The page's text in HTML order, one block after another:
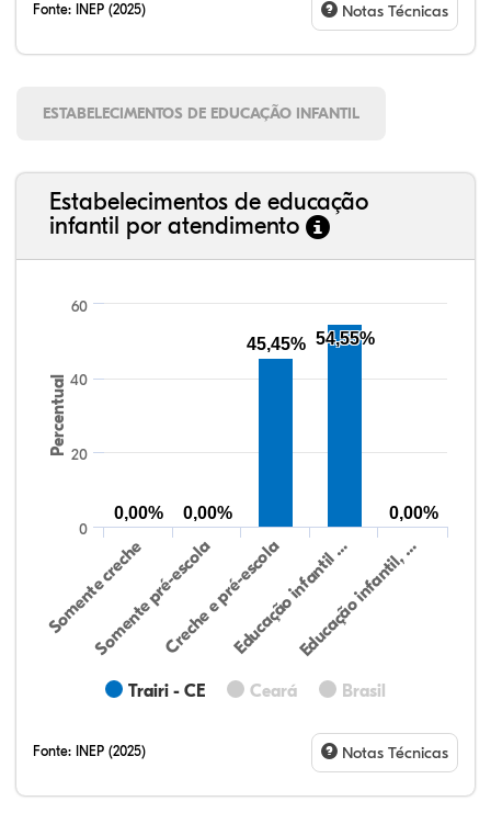
Fonte: INEP (2025) Notas Técnicas
ESTABELECIMENTOS DE EDUCAÇÃO INFANTIL
Estabelecimentos de educação
infantil por atendimento
Percentual
Trairi - CE Ceará Brasil
Somente creche
Somente pré-escolaCreche e pré-escolaEducação infantil …Educação infantil, …
0
20
40
60
0,00% 0,00%
45,45% 54,55%
0,00%
Fonte: INEP (2025) Notas Técnicas